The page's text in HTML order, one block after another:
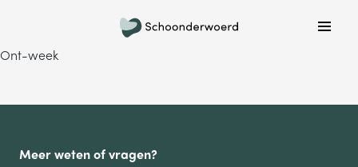
Ont-week
Meer weten of vragen?
Plan een belafspraak
en we bellen je!
MA DI